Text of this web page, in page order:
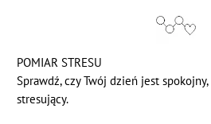
POMIAR STRESU
Sprawdź, czy Twój dzień jest
stresujący.